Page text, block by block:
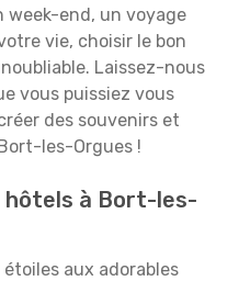
week-end, un voyage
vie, choisir le bon
Laissez-nous
vous puissiez vous
des souvenirs et
les-Orgues !
hôtels à Bort-les-
aux adorables